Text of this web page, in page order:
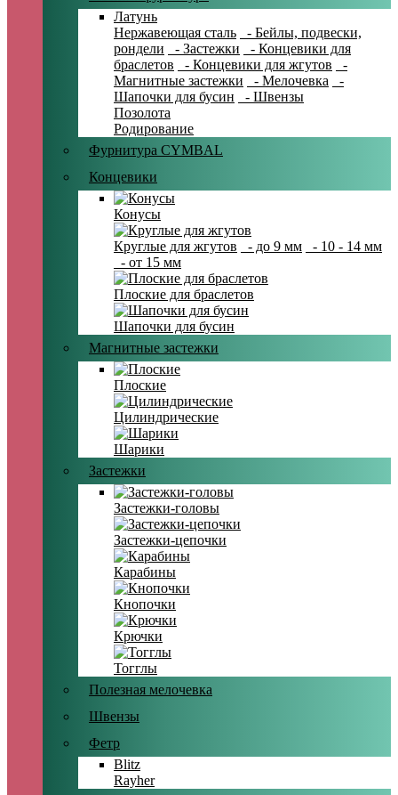
Латунь
Нержавеющая сталь
- Бейлы, подвески,
рондели
- Застежки
- Концевики для
браслетов
- Концевики для жгутов
-
Магнитные застежки
- Мелочевка
-
Шапочки для бусин
- Швензы
Позолота
Родирование
Фурнитура CYMBAL
Концевики
Конусы
Круглые для жгутов - до 9 мм
- 10 - 14 мм
- от 15 мм
Плоские для браслетов
Шапочки для бусин
Магнитные застежки
Плоские
Цилиндрические
Шарики
Застежки
Застежки-головы
Застежки-цепочки
Карабины
Кнопочки
Крючки
Тогглы
Полезная мелочевка
Швензы
Фетр
Blitz
Rayher